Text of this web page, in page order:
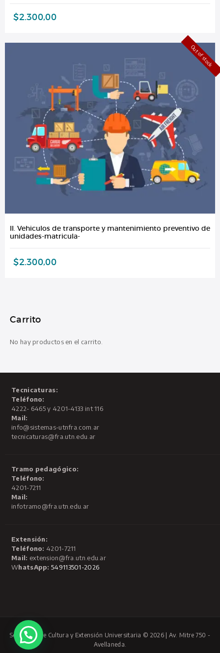
$2.300,00
Out of stock
II. Vehiculos de transporte y mantenimiento preventivo de
unidades-matricula-
$2.300,00
Carrito
No hay productos en el carrito.
Tecnicaturas:
Teléfono:
4222- 6465 y 4201-4133 int 116
Mail:
info@sistemas-utnfra.com.ar
tecnicaturas@fra.utn.edu.ar
Tramo pedagógico:
Teléfono:
4201-7211
Mail:
infotramo@fra.utn.edu.ar
Extensión:
Teléfono: 4201-7211
Mail: extension@fra.utn.edu.ar
WhatsApp: 549113501-2026
Secretaría de Cultura y Extensión Universitaria © 2026 | Av. Mitre 750 -
Avellaneda.